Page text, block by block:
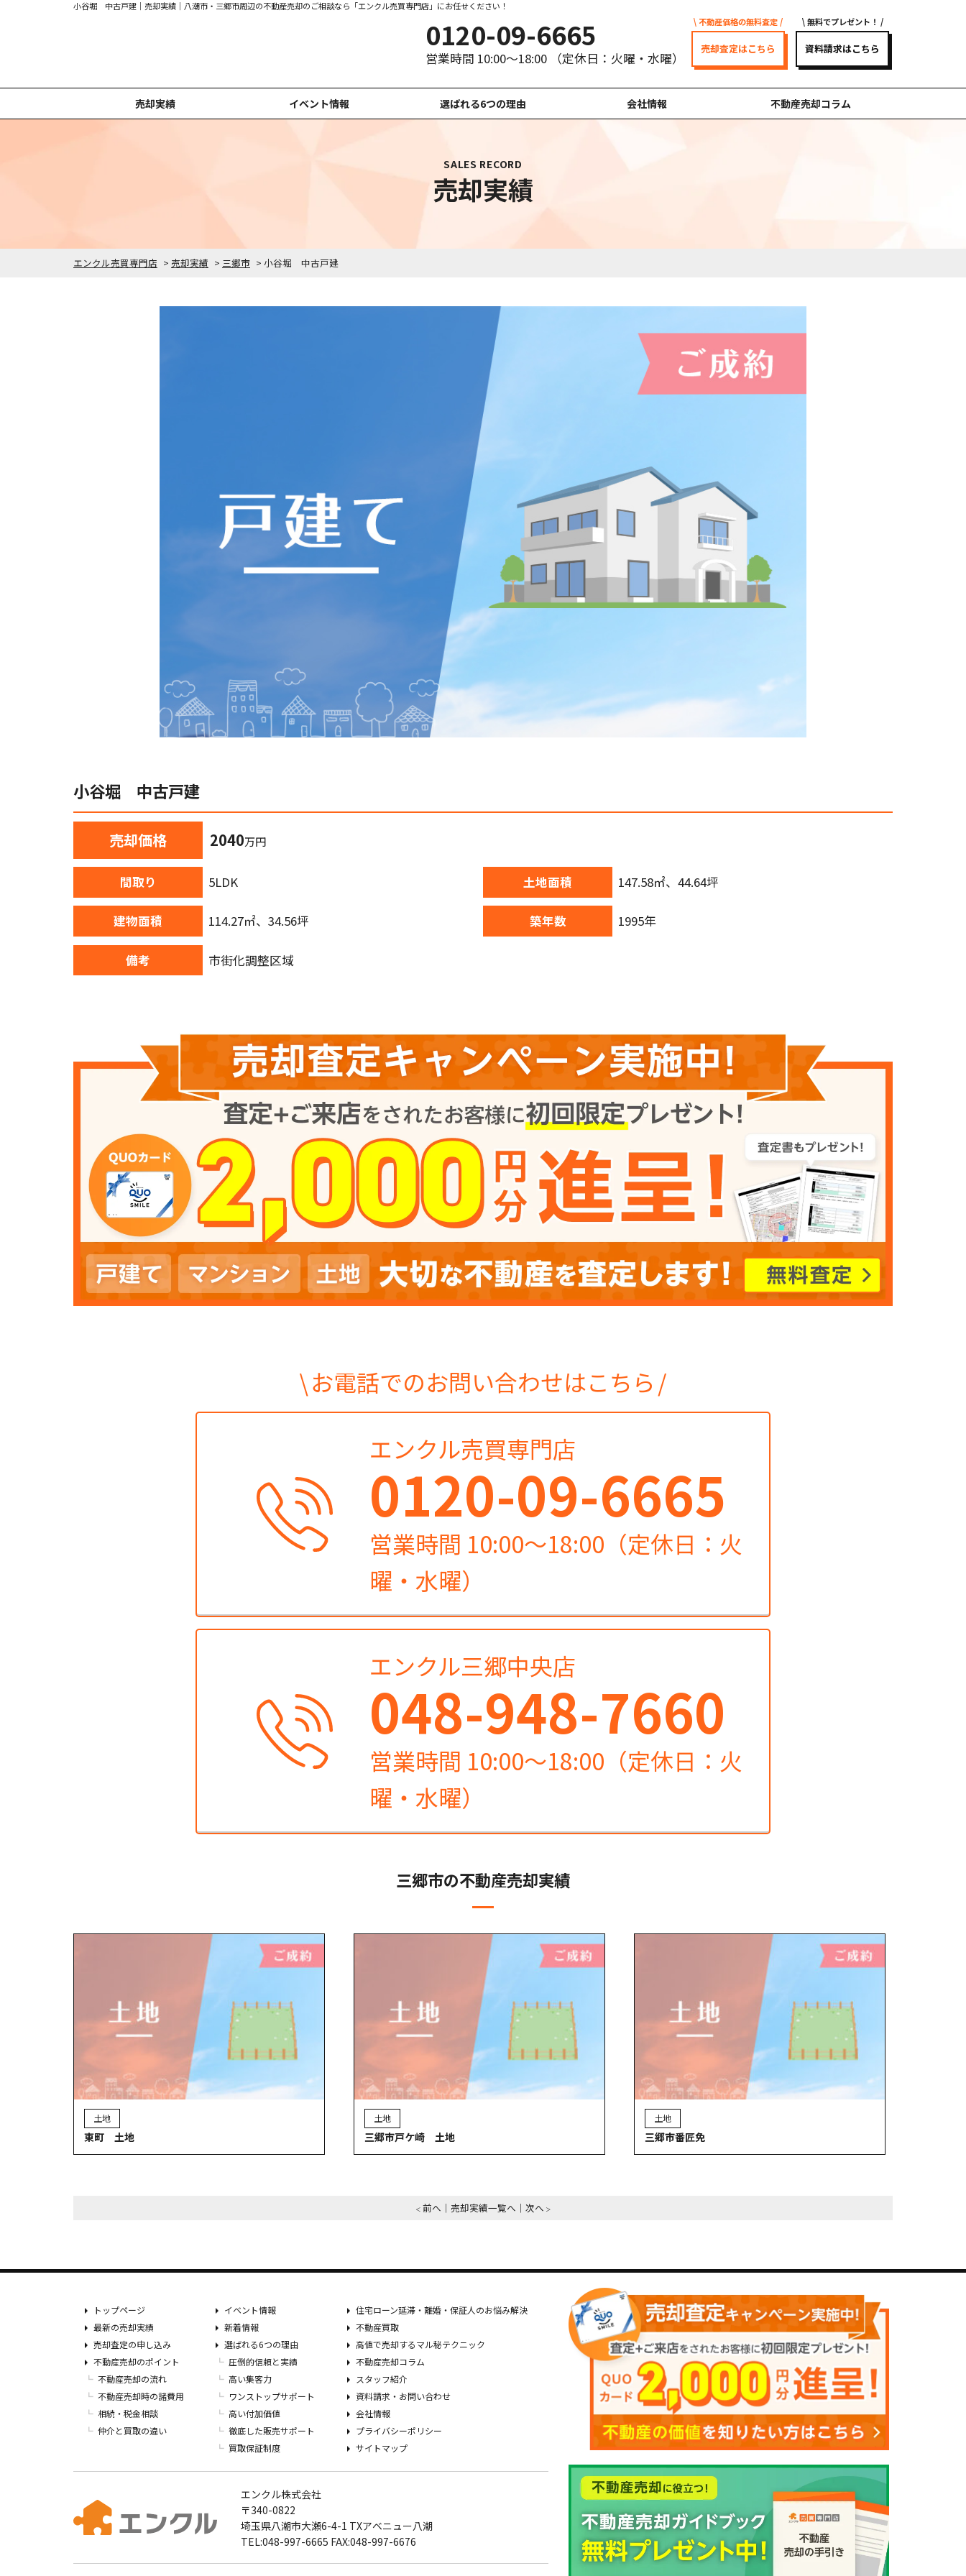
小谷堀 中古戸建｜売却実績｜八潮市・三郷市周辺の不動産売却のご相談なら「エンクル売買専門店」にお任せください！
0120-09-6665
営業時間 10:00～18:00 （定休日：火曜・水曜）
不動産価格の無料査定
売却査定はこちら
無料でプレゼント！
資料請求はこちら
売却実績
八潮市の売却実績
草加市の売却実績
足立区の売却実績
越谷市の売却実績
吉川市の売却実績
その他の売却実績
三郷市の売却実績
イベント情報 選ばれる6つの理由 会社情報 不動産売却コラム
エンクル売買専門店 > 売却実績 > 三郷市 > 小谷堀 中古戸建
SALES RECORD
売却実績
小谷堀 中古戸建
売却価格 2040万円
間取り 5LDK 土地面積 147.58㎡、44.64坪
建物面積 114.27㎡、34.56坪 築年数 1995年
備考 市街化調整区域
お電話でのお問い合わせはこちら
エンクル売買専門店
0120-09-6665
営業時間 10:00～18:00（定休日：火
曜・水曜）
エンクル三郷中央店
048-948-7660
営業時間 10:00～18:00（定休日：火
曜・水曜）
三郷市の不動産売却実績
土地
東町 土地
土地
三郷市戸ケ崎 土地
土地
三郷市番匠免
前へ 売却実績一覧へ 次へ
トップページ
最新の売却実績
売却査定の申し込み
不動産売却のポイント
不動産売却の流れ
不動産売却時の諸費用
相続・税金相談
仲介と買取の違い
イベント情報
新着情報
選ばれる6つの理由
圧倒的信頼と実績
高い集客力
ワンストップサポート
高い付加価値
徹底した販売サポート
買取保証制度
住宅ローン延滞・離婚・保証人のお悩み解決
不動産買取
高値で売却するマル秘テクニック
不動産売却コラム
スタッフ紹介
資料請求・お問い合わせ
会社情報
プライバシーポリシー
サイトマップ
エンクル株式会社
〒340-0822
埼玉県八潮市大瀬6-4-1 TXアベニュー八潮
TEL:048-997-6665 FAX:048-997-6676